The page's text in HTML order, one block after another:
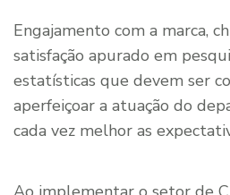
Engajamento com a marca,
satisfação apurado em
estatísticas que devem ser
aperfeiçoar a atuação do
cada vez melhor as